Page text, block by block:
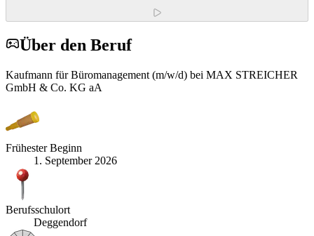
Über den Beruf
Kaufmann für Büromanagement (m/w/d) bei MAX STREICHER
GmbH & Co. KG aA
Frühester Beginn
1. September 2026
Berufsschulort
Deggendorf